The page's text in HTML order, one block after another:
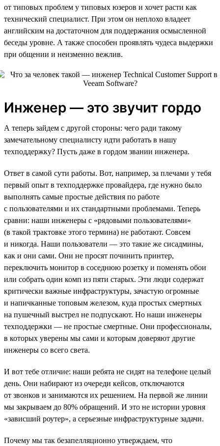
от типовых проблем у типовых юзеров и хочет расти как
технический специалист. При этом он неплохо владеет
английским на достаточном для поддержания осмысленной
беседы уровне. А также способен проявлять чудеса выдержки
при общении и неизменно вежлив.
Инженер — это звучит гордо
А теперь зайдем с другой стороны: чего ради такому
замечательному специалисту идти работать в нашу
техподдержку? Пусть даже в гордом звании инженера.
Ответ в самой сути работы. Вот, например, за плечами у тебя
первый опыт в техподдержке провайдера, где нужно было
выполнять самые простые действия по работе
с пользователями и их стандартными проблемами. Теперь
сравни: наши инженеры с «рядовыми пользователями»
(в такой трактовке этого термина) не работают. Совсем
и никогда. Наши пользователи — это такие же сисадмины,
как и они сами. Они не просят починить принтер,
переключить монитор в соседнюю розетку и поменять обои
или собрать один комп из пяти старых. Эти люди содержат
критически важные инфраструктуры, зачастую огромные
и напичканные топовым железом, куда простых смертных
на пушечный выстрел не подпускают. Но наши инженеры
техподдержки — не простые смертные. Они профессионалы,
в которых уверены мы сами и которым доверяют другие
инженеры со всего света.
И вот тебе отличие: наши ребята не сидят на телефоне целый
день. Они набирают из очереди кейсов, отключаются
от звонков и занимаются их решением. На первой же линии
мы закрываем до 80% обращений. И это не истории уровня
«зависший роутер», а серьезные инфраструктурные задачи.
Почему мы так безапелляционно утверждаем, что